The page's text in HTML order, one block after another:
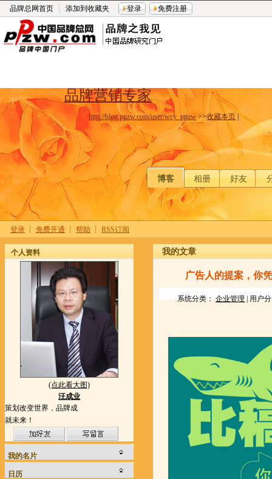
品牌总网首页 添加到收藏夹 登录 免费注册
品牌营销专家
http://blog.ppzw.com/user/wcy_ppzw>>收藏本页 |
博客 相册 好友
登录 ┆ 免费开通 ┆ 帮助 ┆ RSS订阅
个人资料
(点此看大图)
汪成业
策划改变世界，品牌成
就未来！
我的名片
日历
我的文章
广告人的提案，你
系统分类：企业管理| 用户